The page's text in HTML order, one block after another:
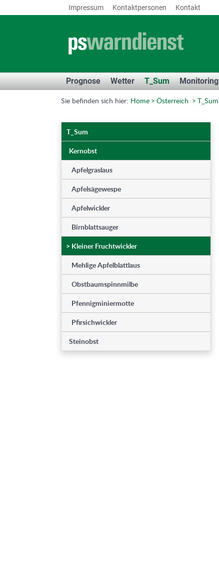
Impressum Kontaktpersonen Kontakt
Prognose Wetter T_Sum Monitoring
Sie befinden sich hier: T_Sum
Österreich
Home
T_Sum
Kernobst
Apfelgraslaus
Apfelsägewespe
Apfelwickler
Birnblattsauger
> Kleiner Fruchtwickler
Mehlige Apfelblattlaus
Obstbaumspinnmilbe
Pfennigminiermotte
Pfirsichwickler
Steinobst